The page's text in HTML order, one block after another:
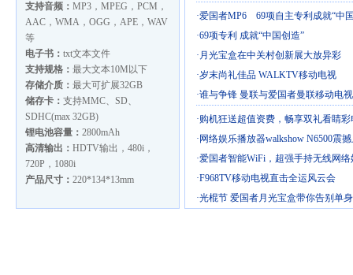
支持音频： MP3，MPEG，PCM，
AAC，WMA，OGG，APE，WAV
等
电子书： txt文本文件
支持规格： 最大文本10M以下
存储介质： 最大可扩展32GB
储存卡： 支持MMC、SD、
SDHC(max 32GB)
锂电池容量： 2800mAh
高清输出： HDTV输出，480i，
720P，1080i
产品尺寸： 220*134*13mm
·爱国者MP6 69项自主专利成就“中
·69项专利 成就“中国创造”
· 月光宝盒在中关村创新展大放异彩
·岁末尚礼佳品 WALKTV移动电视
·谁与争锋 曼联与爱国者曼联移动电
·购机狂送超值资费，畅享双礼看睛彩
· 网络娱乐播放器walkshow N6500震
·爱国者智能WiFi，超强手持无线网络
·F968TV移动电视直击全运风云会
·光棍节 爱国者月光宝盒带你告别单身